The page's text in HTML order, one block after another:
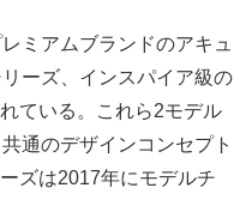
ミアムブランドのアキュ
ーズ、インスパイア級の
ている。これら2モデル
通のデザインコンセプト
ズは2017年にモデルチ